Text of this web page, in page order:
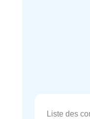
Liste des